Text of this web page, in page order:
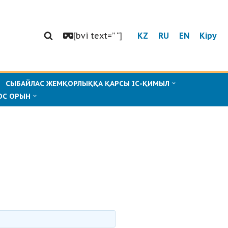
[bvi text=” “] KZ RU EN Кіру
СЫБАЙЛАС ЖЕМҚОРЛЫҚҚА ҚАРСЫ ІС-ҚИМЫЛ
ОРЫН